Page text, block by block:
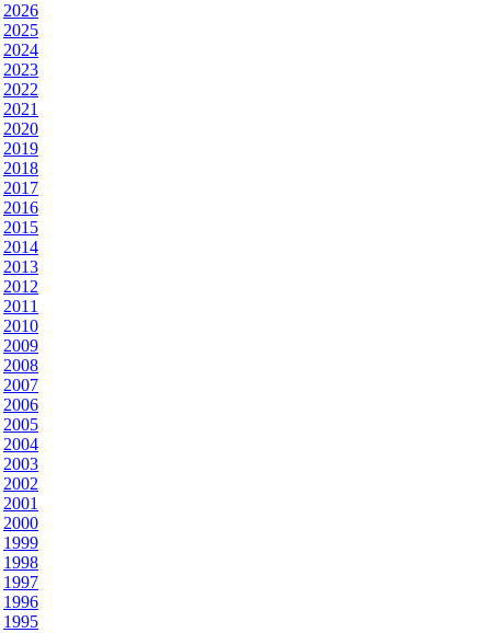
2026
2025
2024
2023
2022
2021
2020
2019
2018
2017
2016
2015
2014
2013
2012
2011
2010
2009
2008
2007
2006
2005
2004
2003
2002
2001
2000
1999
1998
1997
1996
1995